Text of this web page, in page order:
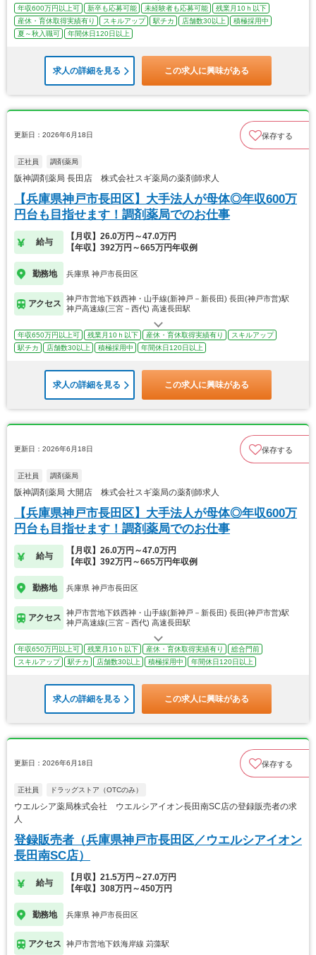
年収600万円以上可 新卒も応募可能 未経験者も応募可能
残業月10ｈ以下
産休・育休取得実績有り
スキルアップ 駅チカ 店舗数30以上
積極採用中
夏～秋入職可
年間休日120日以上
求人の詳細を見る この求人に興味がある
更新日：2026年6月18日 保存する
正社員 調剤薬局
阪神調剤薬局 長田店 株式会社スギ薬局の薬剤師求人
【兵庫県神戸市長田区】大手法人が母体◎年収600万
円台も目指せます！調剤薬局でのお仕事
給与
【月収】26.0万円～47.0万円
【年収】392万円～665万円年収例
勤務地 兵庫県 神戸市長田区
アクセス
神戸市営地下鉄西神・山手線(新神戸－新長田) 長田(神戸市営)駅
神戸高速線(三宮－西代) 高速長田駅
年収650万円以上可 残業月10ｈ以下 産休・育休取得実績有り
スキルアップ
駅チカ
店舗数30以上 積極採用中 年間休日120日以上
求人の詳細を見る この求人に興味がある
更新日：2026年6月18日 保存する
正社員 調剤薬局
阪神調剤薬局 大開店 株式会社スギ薬局の薬剤師求人
【兵庫県神戸市長田区】大手法人が母体◎年収600万
円台も目指せます！調剤薬局でのお仕事
給与
【月収】26.0万円～47.0万円
【年収】392万円～665万円年収例
勤務地 兵庫県 神戸市長田区
アクセス
神戸市営地下鉄西神・山手線(新神戸－新長田) 長田(神戸市営)駅
神戸高速線(三宮－西代) 高速長田駅
年収650万円以上可 残業月10ｈ以下 産休・育休取得実績有り
総合門前
スキルアップ
駅チカ 店舗数30以上 積極採用中 年間休日120日以上
求人の詳細を見る この求人に興味がある
更新日：2026年6月18日 保存する
正社員 ドラッグストア（OTCのみ）
ウエルシア薬局株式会社 ウエルシアイオン長田南SC店の登録販売者の求
人
登録販売者（兵庫県神戸市長田区／ウエルシアイオン
長田南SC店）
給与
【月収】21.5万円～27.0万円
【年収】308万円～450万円
勤務地 兵庫県 神戸市長田区
アクセス 神戸市営地下鉄海岸線 苅藻駅